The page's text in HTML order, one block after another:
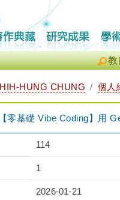
教
HUNG CHUNG 個人
零基礎 Vibe Coding】用
114
1
2026-01-21